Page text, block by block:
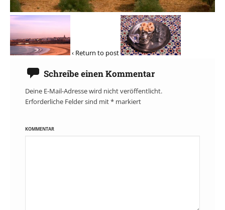
‹ Return to post
Schreibe einen Kommentar
Deine E-Mail-Adresse wird nicht veröffentlicht.
Erforderliche Felder sind mit* markiert
KOMMENTAR